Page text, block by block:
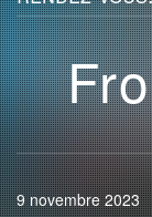
9 novembre 2023